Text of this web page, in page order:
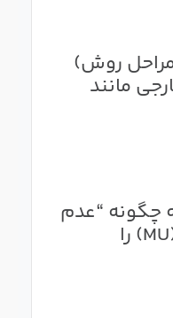
(مراحل روش)
مانند
چگونه “عدم
قطعیت اندازه گیری” (MU) را